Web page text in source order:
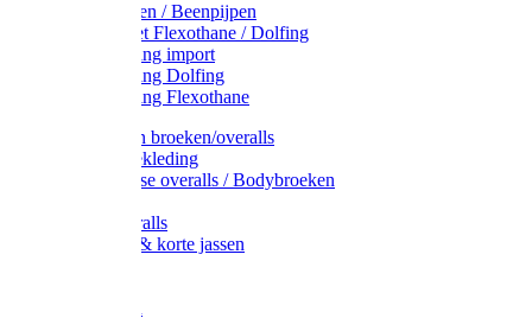
Plukmouwen / Beenpijpen
Reparatieset Flexothane / Dolfing
Regenkleding import
Regenkleding Dolfing
Regenkleding Flexothane
Toebehoren broeken/overalls
Signalisatiekleding
Amerikaanse overalls / Bodybroeken
Kinderoveralls
Stofjassen & korte jassen